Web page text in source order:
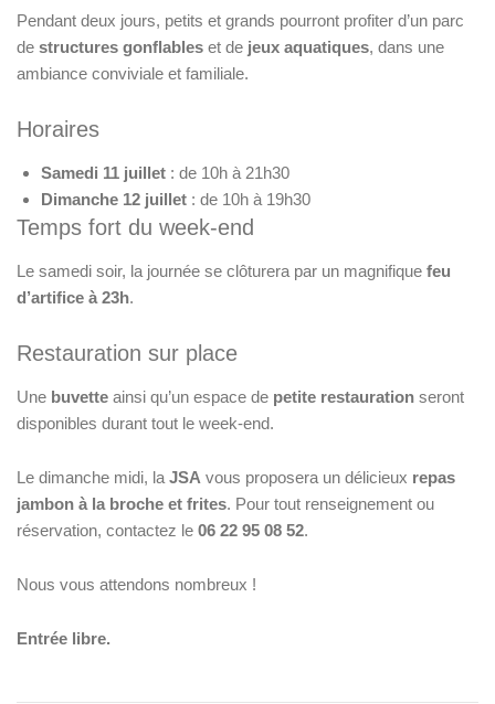
Pendant deux jours, petits et grands pourront profiter d’un parc
de structures gonflables et de jeux aquatiques, dans une
ambiance conviviale et familiale.
Horaires
Samedi 11 juillet : de 10h à 21h30
Dimanche 12 juillet : de 10h à 19h30
Temps fort du week-end
Le samedi soir, la journée se clôturera par un magnifique feu
d’artifice à 23h.
Restauration sur place
Une buvette ainsi qu’un espace de petite restauration seront
disponibles durant tout le week-end.
Le dimanche midi, la JSA vous proposera un délicieux repas
jambon à la broche et frites. Pour tout renseignement ou
réservation, contactez le 06 22 95 08 52.
Nous vous attendons nombreux !
Entrée libre.